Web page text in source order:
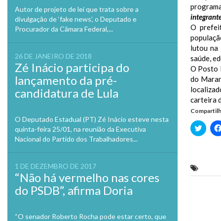
Autor de projeto de lei que trata sobre a
divulgação de ‘fake news’, o Deputado e
Procurador da Câmara Federal,...
26 DE JANEIRO DE 2018
Zé Inácio participa do
lançamento da pré-
candidatura de Lula
O Deputado Estadual (PT) Zé Inácio esteve nesta
quinta-feira 25/01, na reunião da Executiva
Nacional do Partido dos Trabalhadores...
1 DE DEZEMBRO DE 2017
“Não há vermelho nas cores
do PSDB”, afirma Doria
“O senador Roberto Rocha pode estar certo, que
O
lutou na
saúde,
O Posto
do
carteira
Clique
para